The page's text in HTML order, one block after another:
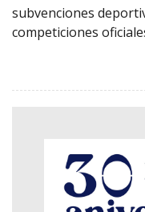
subvenciones
competiciones